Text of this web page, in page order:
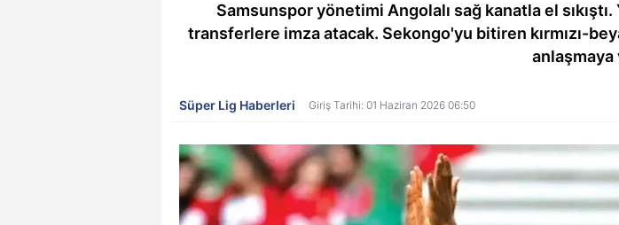
Samsunspor yönetimi Angolalı sağ kanatla el
transferlere imza atacak. Sekongo'yu bitiren kırmızı-
anlaşmaya
Süper Lig Haberleri Giriş Tarihi: 01 Haziran 2026 06:50